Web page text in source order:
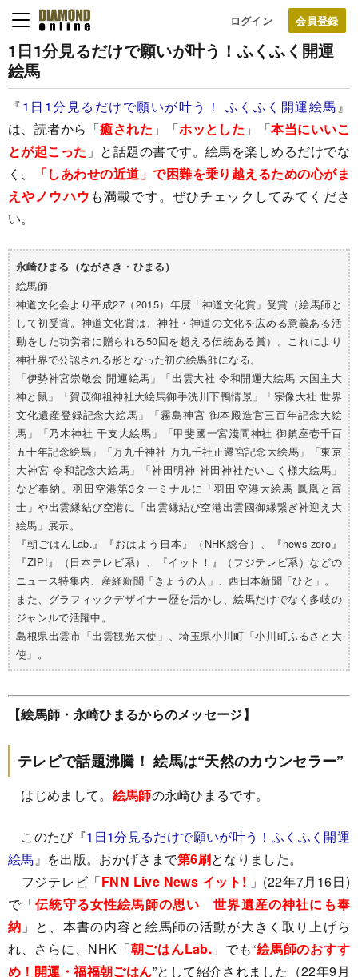
ログイン
1日1分見るだけで願いが叶う！ふくふく開運
絵馬
『1日1分見るだけで願いが叶う！ ふくふく開運絵馬』
は、読者から「癒された 」「ホッとした 」「本当にいいこ
とが起こった 」と話題の書です。絵馬を楽しめるだけでな
く、
「しあわせの近道」で困難を乗り越えるための心がま
えやノウハウ も満載です。ぜひチェックしてみてくださ
い。
永崎ひまる（ながさき・ひまる）
絵馬師
神道文化会より平成27（2015）年度「神道文化賞」受賞（絵馬師と
して初受賞。神道文化賞は、神社・神道の文化を広める意義ある活
動をした功労者に贈られる50回を超える伝統ある賞）。これにより
神社界で公認される形となった初の絵馬師になる。
「伊勢神宮崇敬会 開運絵馬」「出雲大社 令和開運大絵馬 大国主大
神と鼠」「賀茂御祖神社大絵馬御手洗川下鴨情景」「宗像大社 世界
文化遺産登録記念大絵馬」「霧島神宮 御本殿造営三百年記念大絵
馬」「乃木神社 干支大絵馬」「甲斐國一宮淺間神社 御鎮座壱千百
五十年記念絵馬」「万九千神社 万九千社正遷宮記念大絵馬」「東京
大神宮 令和記念大絵馬」「神田明神 神田神社だいこく様大絵馬」
など奉納。羽田空港第3ターミナルに「羽田空港大絵馬 鳳凰と富
士」や出雲縁結び空港に「出雲縁結び空港出雲國御縁繋ぎ神迎え大
絵馬」展示。
『朝ごはんLab.』『おはよう日本』（NHK総合）、『news zero』
『ZIP!』（日本テレビ系）、『イット！』（フジテレビ系）などの
ニュース特集内、産経新聞「きょうの人」、西日本新聞「ひと」。
また、グラフィックデザイナー歴を活かし、絵馬だけでなく多岐の
ジャンルで活躍中。
島根県出雲市「出雲観光大使」、埼玉県小川町「小川町ふるさと大
使」。
【絵馬師・永崎ひまるからのメッセージ】
テレビで話題沸騰！ 絵馬は“天然のカウンセラー”
はじめまして。 絵馬師の永崎ひまるです。
このたび『1日1分見るだけで願いが叶う！ふくふく開運
絵馬』を出版。おかげさまで第6刷となりました。
フジテレビ「FNN Live News イット! 」(22年7月16日)
で「伝統守る女性絵馬師の思い 世界遺産の神社にも奉
納 」と、本書の内容と絵馬師の活動が大きく取り上げら
れ、さらに、NHK「朝ごはんLab.」でも“絵馬師のおすす
め！開運・福福朝ごはん”として紹介されました（22年9月